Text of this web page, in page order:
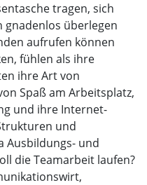
tragen, sich
gnadenlos überlegen
aufrufen können
fühlen als ihre
ihre Art von
Spaß am Arbeitsplatz,
und ihre Internet-
und
Ausbildungs- und
die Teamarbeit laufen?